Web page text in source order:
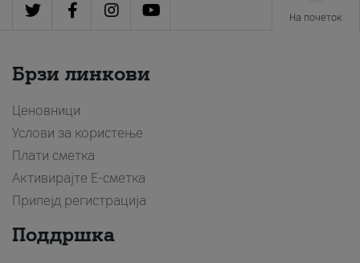
На почеток
Брзи линкови
Ценовници
Услови за користење
Плати сметка
Активирајте Е-сметка
Припејд регистрација
Поддршка